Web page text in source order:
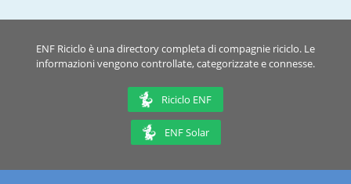
ENF Riciclo è una directory completa di compagnie riciclo. Le
informazioni vengono controllate, categorizzate e connesse.
Riciclo ENF
ENF Solar